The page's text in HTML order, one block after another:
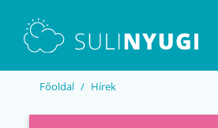
Főoldal Hírek